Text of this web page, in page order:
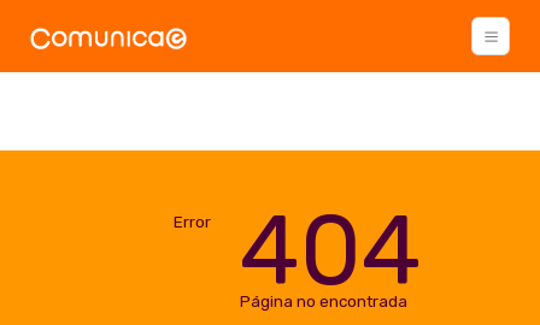
Error 404
Página no encontrada